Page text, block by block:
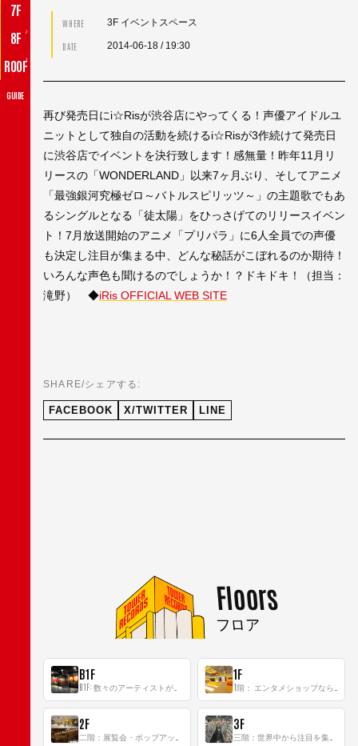
7F
8F
♪
ROOF♪
GUIDE
WHERE 3F イベントスペース
DATE 2014-06-18 / 19:30
再び発売日にi☆Risが渋谷店にやってくる！声優アイドルユ
ニットとして独自の活動を続けるi☆Risが3作続けて発売日
に渋谷店でイベントを決行致します！感無量！昨年11月リ
リースの「WONDERLAND」以来7ヶ月ぶり、そしてアニメ
「最強銀河究極ゼロ～バトルスピリッツ～」の主題歌でもあ
るシングルとなる「徒太陽」をひっさげてのリリースイベン
ト！7月放送開始のアニメ「プリパラ」に6人全員での声優
も決定し注目が集まる中、どんな秘話がこぼれるのか期待！
いろんな声色も聞けるのでしょうか！？ドキドキ！（担当：
滝野） ◆iRis OFFICIAL WEB SITE
SHARE/シェアする:
FACEBOOK X/TWITTER LINE
Floors
フロア
B1F 1F
2F 3F